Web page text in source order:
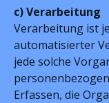
c) Verarbeitung
Verarbeitung ist
automatisierter
jede solche
Erfassen, die